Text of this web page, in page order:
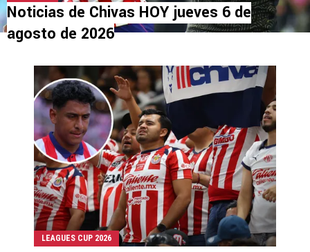
Noticias de Chivas HOY jueves 6 de
agosto de 2026
LEAGUES CUP 2026